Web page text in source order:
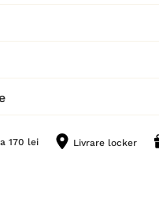
170 lei Livrare locker